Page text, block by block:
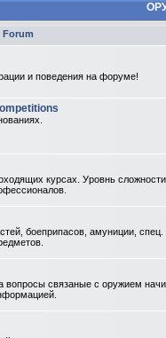
Forum
и поведения на форуме!
курсах. Уровнь
боеприпасов, амуниции, спец.
вопросы связаные с оружием